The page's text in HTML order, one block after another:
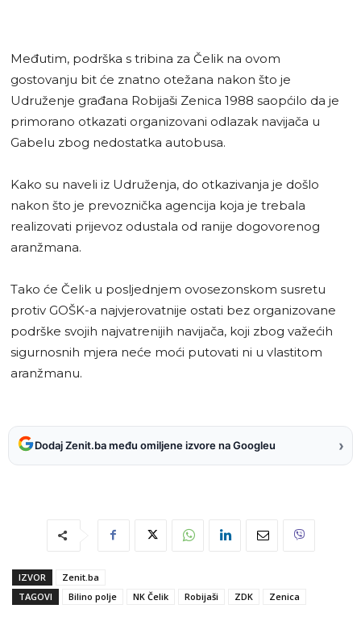
Međutim, podrška s tribina za Čelik na ovom
gostovanju bit će znatno otežana nakon što je
Udruženje građana Robijaši Zenica 1988 saopćilo da je
primorano otkazati organizovani odlazak navijača u
Gabelu zbog nedostatka autobusa.
Kako su naveli iz Udruženja, do otkazivanja je došlo
nakon što je prevoznička agencija koja je trebala
realizovati prijevoz odustala od ranije dogovorenog
aranžmana.
Tako će Čelik u posljednjem ovosezonskom susretu
protiv GOŠK-a najvjerovatnije ostati bez organizovane
podrške svojih najvatrenijih navijača, koji zbog važećih
sigurnosnih mjera neće moći putovati ni u vlastitom
aranžmanu.
Dodaj Zenit.ba među omiljene izvore na Googleu ›
IZVOR
Zenit.ba
TAGOVI
Bilino polje NK Čelik Robijaši ZDK Zenica